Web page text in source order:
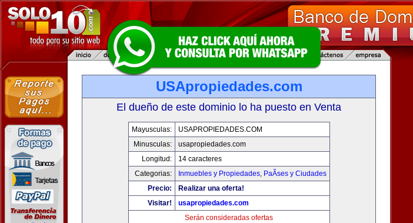
USApropiedades.com
El dueño de este dominio lo ha puesto en Venta
Mayusculas:
USAPROPIEDADES.COM
Minusculas:
usapropiedades.com
Longitud:
14 caracteres
Categorias:
Inmuebles y Propiedades, PaÃ­ses y Ciudades
Precio:
Realizar una oferta!
Visitar!
usapropiedades.com
Serán consideradas ofertas